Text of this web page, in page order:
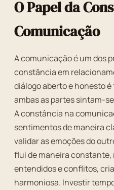
O Papel da
Comunicação
A comunicação é um dos
constância em
diálogo aberto e honesto
ambas as partes sintam-
A constância na
sentimentos de maneira
validar as emoções do
flui de maneira
entendidos e conflitos,
harmoniosa. Investir